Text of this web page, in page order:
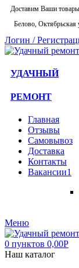
Доставим Ваши
Белово, Октябрьская
Логин /
УДАЧНЫЙ
РЕМОНТ
Главная
Отзывы
Самовывоз
Доставка
Контакты
Вакансии1
Меню
0 пунктов 0,00Р
Наш каталог